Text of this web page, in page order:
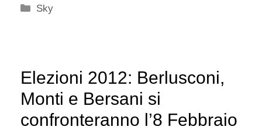
Categorie
Sky
Elezioni 2012: Berlusconi,
Monti e Bersani si
confronteranno l’8 Febbraio